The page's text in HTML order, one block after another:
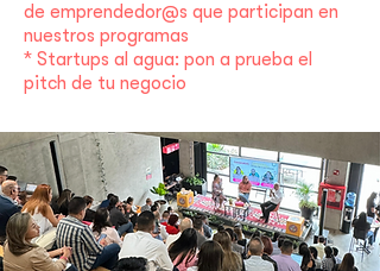
de emprendedor@s que participan en
nuestros programas
* Startups al agua: pon a prueba el
pitch de tu negocio